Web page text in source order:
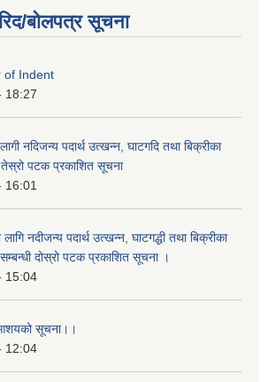
बोलपत्र सूचना
of Indent
18:27
नदिजन्य पदार्थ उत्खन्न, घाटगदि तथा बिक्रीका
तेस्रो पटक प्रकाशित सूचना
16:01
नदीजन्य पदार्थ उत्खन्न, घाटगद्धी तथा बिक्रीका
दोस्रो पटक प्रकाशित सूचना ।
15:04
सूचना।।
12:04